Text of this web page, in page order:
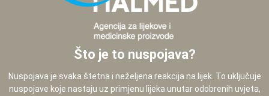
Što je to nuspojava?
Nuspojava je svaka štetna i neželjena reakcija na lijek. To uključuje
nuspojave koje nastaju uz primjenu lijeka unutar odobrenih uvjeta,